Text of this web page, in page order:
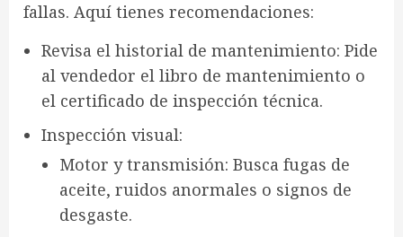
fallas. Aquí tienes recomendaciones:
Revisa el historial de mantenimiento: Pide
al vendedor el libro de mantenimiento o
el certificado de inspección técnica.
Inspección visual:
Motor y transmisión: Busca fugas de
aceite, ruidos anormales o signos de
desgaste.